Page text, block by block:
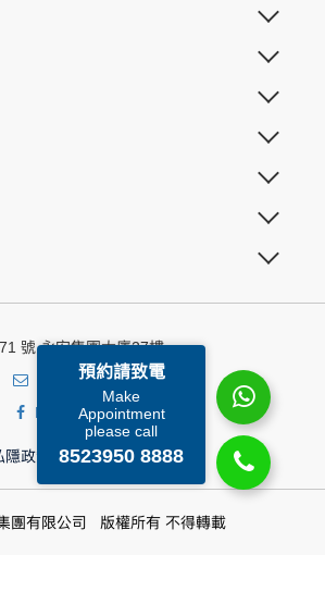
預約請致電
Make
Appointment
please call
8523950 8888
號 永安集團大廈27樓
business@ump.com.hk
Facebook Linkedin
政策 | 個人資料收集聲明
團有限公司 版權所有 不得轉載